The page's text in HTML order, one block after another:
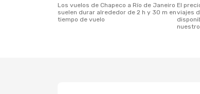
Los vuelos de Chapeco a Río de Janeiro
suelen durar alrededor de 2 h y 30 m en
tiempo de vuelo
El precio del pasaje más barato para
viajes